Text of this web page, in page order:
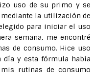
uso de su primo y se
la utilización de
para iniciar el uso
semana, me encontré
de consumo. Hice uso
día y esta fórmula había
rutinas de consumo